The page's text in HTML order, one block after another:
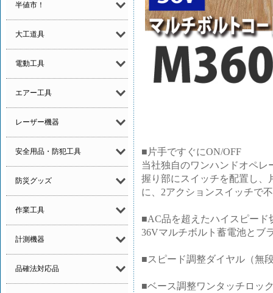
半値市！
大工道具
電動工具
エアー工具
レーザー機器
安全用品・防犯工具
防災グッズ
作業工具
計測機器
品確法対応品
■片手ですぐにON/OFF
当社独自のワンハンドオペレ
握り部にスイッチを配置し、
に、2アクションスイッチで
■AC品を超えたハイスピー
36Vマルチボルト蓄電池とブ
■スピード調整ダイヤル（無
■ベース調整ワンタッチロッ